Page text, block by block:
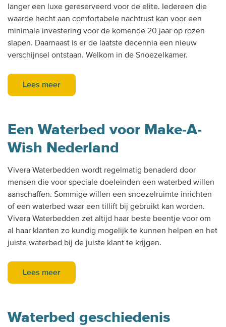
langer een luxe gereserveerd voor de elite. Iedereen die
waarde hecht aan comfortabele nachtrust kan voor een
minimale investering voor de komende 20 jaar op rozen
slapen. Daarnaast is er de laatste decennia een nieuw
verschijnsel ontstaan. Welkom in de Snoezelkamer.
Lees meer
Een Waterbed voor Make-A-
Wish Nederland
Vivera Waterbedden wordt regelmatig benaderd door
mensen die voor speciale doeleinden een waterbed willen
aanschaffen. Sommige willen een snoezelruimte inrichten
of een waterbed waar een tillift bij gebruikt kan worden.
Vivera Waterbedden zet altijd haar beste beentje voor om
al haar klanten zo kundig mogelijk te kunnen helpen en het
juiste waterbed bij de juiste klant te krijgen.
Lees meer
Waterbed geschiedenis